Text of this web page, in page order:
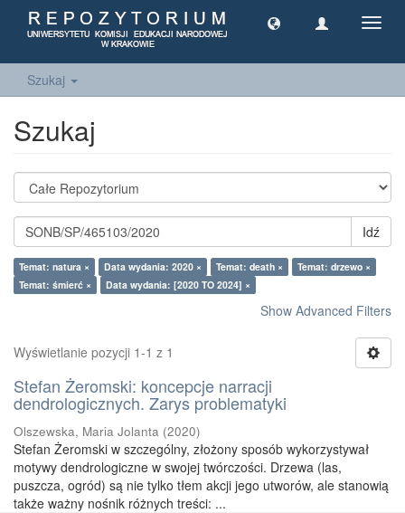
Szukaj
Szukaj
Idź
Temat: natura × Data wydania: 2020 × Temat: death ×
Temat: drzewo ×
Temat: śmierć ×
Data wydania: [2020 TO 2024] ×
Show Advanced Filters
Wyświetlanie pozycji 1-1 z 1
Stefan Żeromski: koncepcje narracji
dendrologicznych. Zarys problematyki
Olszewska, Maria Jolanta (2020)
Stefan Żeromski w szczególny, złożony sposób wykorzystywał
motywy dendrologiczne w swojej twórczości. Drzewa (las,
puszcza, ogród) są nie tylko tłem akcji jego utworów, ale stanowią
także ważny nośnik różnych treści: ...